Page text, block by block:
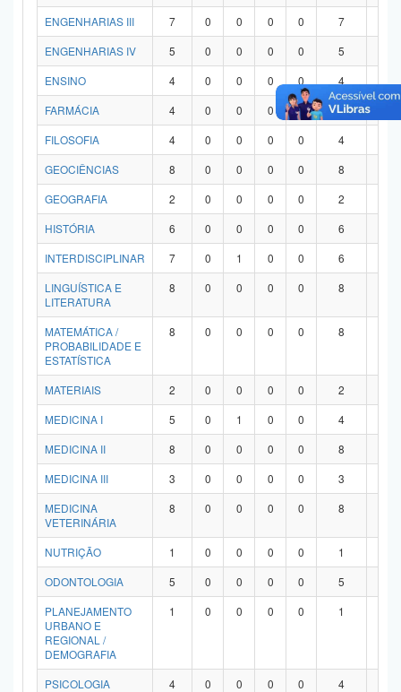
ENGENHARIAS III
7 0 0 0 0 7
ENGENHARIAS IV
5 0 0 0 0 5
ENSINO
4 0 0 0 0 4
FARMÁCIA
4 0 0 0 0 4
FILOSOFIA
4 0 0 0 0 4
GEOCIÊNCIAS
8 0 0 0 0 8
GEOGRAFIA
2 0 0 0 0 2
HISTÓRIA
6 0 0 0 0 6
INTERDISCIPLINAR
7 0 1 0 0 6
LINGUÍSTICA E
LITERATURA
8 0 0 0 0 8
MATEMÁTICA /
PROBABILIDADE E
ESTATÍSTICA
8 0 0 0 0 8
MATERIAIS 2 0 0 0 0 2
MEDICINA I
5 0 1 0 0 4
MEDICINA II
8 0 0 0 0 8
MEDICINA III
3 0 0 0 0 3
MEDICINA
VETERINÁRIA
8 0 0 0 0 8
NUTRIÇÃO 1 0 0 0 0 1
ODONTOLOGIA
5 0 0 0 0 5
PLANEJAMENTO
URBANO E
REGIONAL /
DEMOGRAFIA
1 0 0 0 0 1
PSICOLOGIA 4 0 0 0 0 4